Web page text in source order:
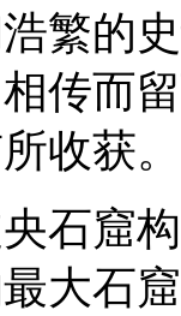
繁的
传而
收获。
石窟
大石